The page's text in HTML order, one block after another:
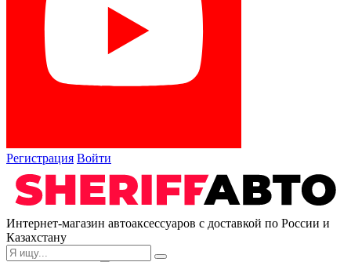
Регистрация Войти
Интернет-магазин автоаксессуаров с доставкой по России и
Казахстану